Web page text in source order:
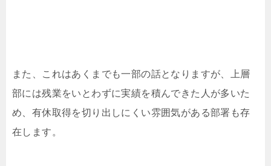
また、これはあくまでも一部の話となりますが、上層
部には残業をいとわずに実績を積んできた人が多いた
め、有休取得を切り出しにくい雰囲気がある部署も存
在します。